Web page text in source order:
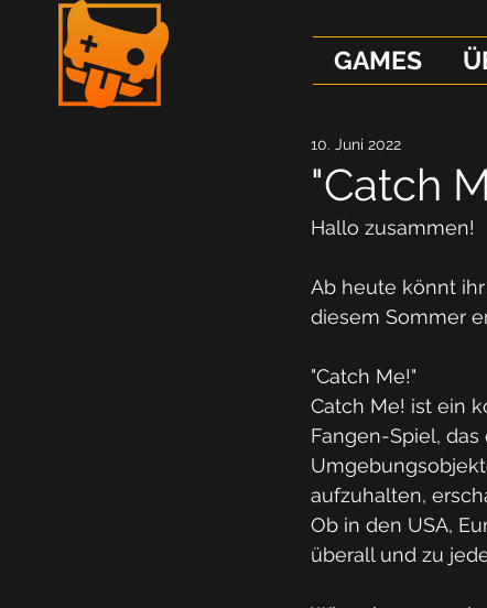
GAMES
"Catch
10. Juni 2022
Hallo zusammen!
Ab heute könnt
diesem Sommer
"Catch Me!"
Catch Me! ist ein
Fangen-Spiel,
aufzuhalten,
Ob in den USA,
überall und zu